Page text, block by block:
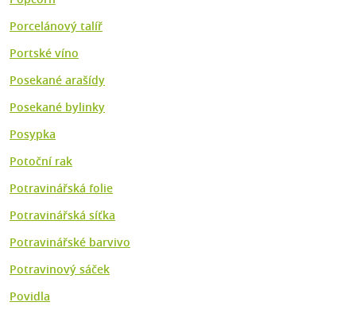
Porcelánový talíř
Portské víno
Posekané arašídy
Posekané bylinky
Posypka
Potoční rak
Potravinářská folie
Potravinářská síťka
Potravinářské barvivo
Potravinový sáček
Povidla